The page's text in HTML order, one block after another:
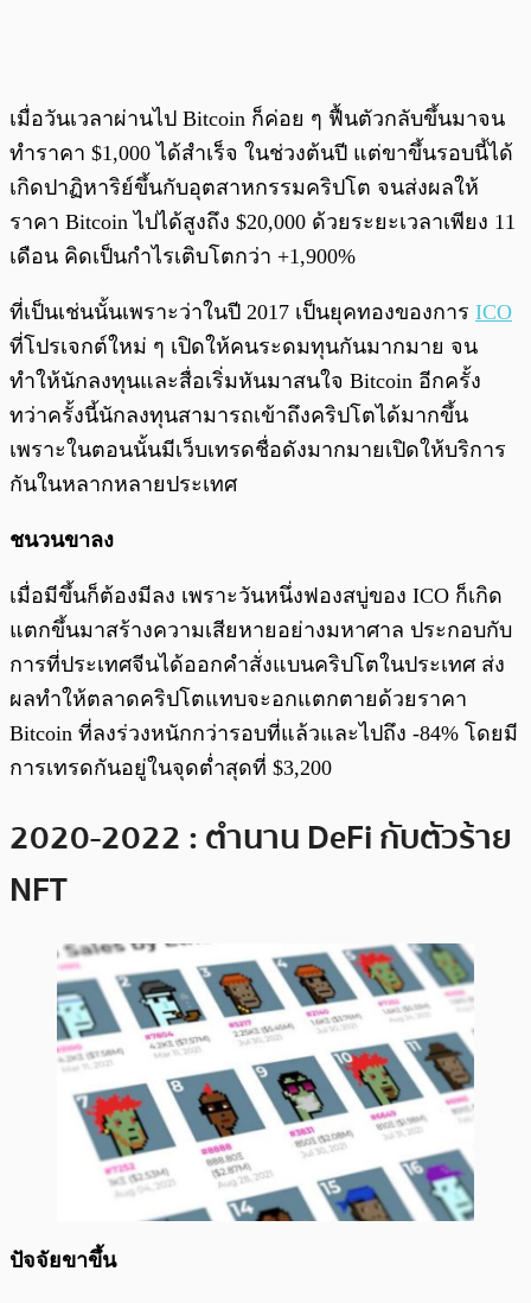
เมื่อวันเวลาผ่านไป Bitcoin ก็ค่อย ๆ ฟื้นตัวกลับขึ้นมาจน
ทำราคา $1,000 ได้สำเร็จ ในช่วงต้นปี แต่ขาขึ้นรอบนี้ได้
เกิดปาฏิหาริย์ขึ้นกับอุตสาหกรรมคริปโต จนส่งผลให้
ราคา Bitcoin ไปได้สูงถึง $20,000 ด้วยระยะเวลาเพียง 11
เดือน คิดเป็นกำไรเติบโตกว่า +1,900%
ที่เป็นเช่นนั้นเพราะว่าในปี 2017 เป็นยุคทองของการ ICO
ที่โปรเจกต์ใหม่ ๆ เปิดให้คนระดมทุนกันมากมาย จน
ทำให้นักลงทุนและสื่อเริ่มหันมาสนใจ Bitcoin อีกครั้ง
ทว่าครั้งนี้นักลงทุนสามารถเข้าถึงคริปโตได้มากขึ้น
เพราะในตอนนั้นมีเว็บเทรดชื่อดังมากมายเปิดให้บริการ
กันในหลากหลายประเทศ
ชนวนขาลง
เมื่อมีขึ้นก็ต้องมีลง เพราะวันหนึ่งฟองสบู่ของ ICO ก็เกิด
แตกขึ้นมาสร้างความเสียหายอย่างมหาศาล ประกอบกับ
การที่ประเทศจีนได้ออกคำสั่งแบนคริปโตในประเทศ ส่ง
ผลทำให้ตลาดคริปโตแทบจะอกแตกตายด้วยราคา
Bitcoin ที่ลงร่วงหนักกว่ารอบที่แล้วและไปถึง -84% โดยมี
การเทรดกันอยู่ในจุดต่ำสุดที่ $3,200
2020-2022 : ตำนาน DeFi กับตัวร้าย
NFT
ปัจจัยขาขึ้น